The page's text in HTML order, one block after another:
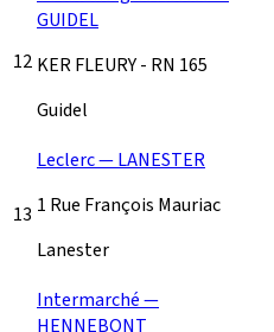
12
GUIDEL
KER FLEURY - RN 165
Guidel
13
Leclerc — LANESTER
1 Rue François Mauriac
Lanester
Intermarché —
HENNEBONT